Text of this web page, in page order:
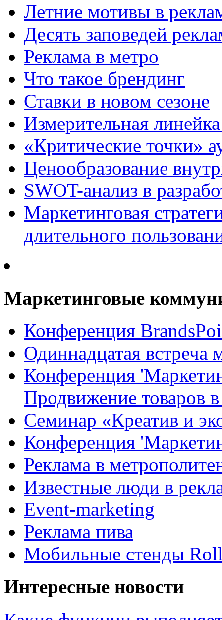
Летние мотивы в
Десять заповедей
Реклама в метро
Что такое брендинг
Ставки в новом сезоне
Измерительная
«Критические точки»
Ценообразование
SWOT-анализ в
Маркетинговая
длительного
Маркетинговые
Конференция
Одиннадцатая
Конференция
Продвижение товаров
Семинар «Креатив и
Конференция
Реклама в
Известные люди в
Event-marketing
Реклама пива
Мобильные стенды
Интересные новости